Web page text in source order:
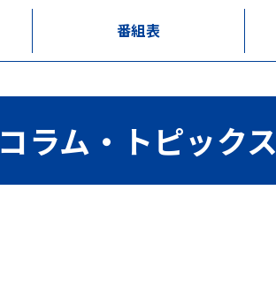
番組表
コラム・トピックス